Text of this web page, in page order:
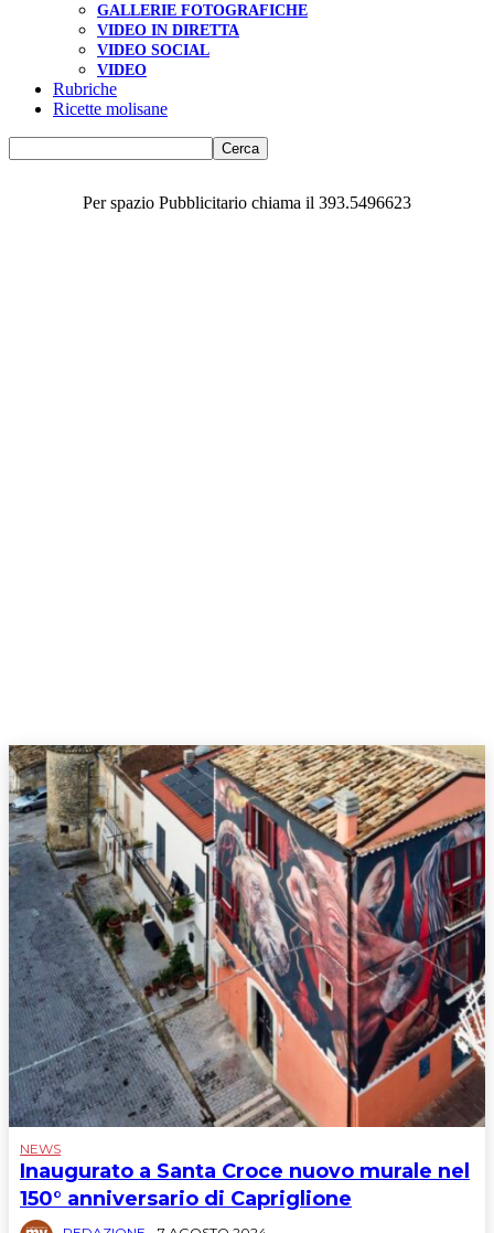
GALLERIE FOTOGRAFICHE
VIDEO IN DIRETTA
VIDEO SOCIAL
VIDEO
Rubriche
Ricette molisane
Per spazio Pubblicitario chiama il 393.5496623
NEWS
Inaugurato a Santa Croce nuovo murale nel
150° anniversario di Capriglione